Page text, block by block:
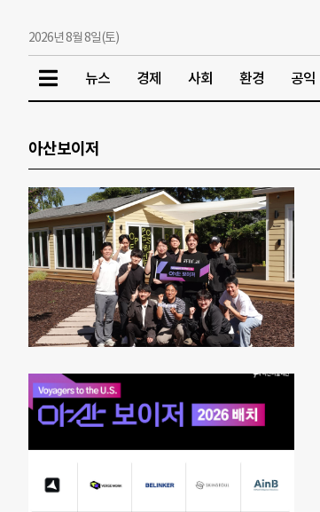
2026년 8월 8일(토)
뉴스 경제 사회 환경 공익
아산보이저